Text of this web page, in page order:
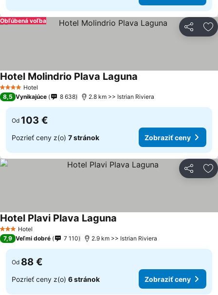
Zdieľať
Obľúbená voľba
4 Počet hviezdičiek
Hotel
Hotel Molindrio Plava Laguna
8,5 Vynikajúce 8 638 2.8 km >> Istrian Riviera
Od 103 €
Pozrieť ceny z(o) 7 stránok Zobraziť ceny
Zdieľať
3 Počet hviezdičiek
Hotel
Hotel Plavi Plava Laguna
7,9 Veľmi dobré 7 110 2.9 km >> Istrian Riviera
Od 88 €
Pozrieť ceny z(o) 6 stránok Zobraziť ceny